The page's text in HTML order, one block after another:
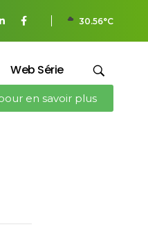
30.56°C
Web Série
en savoir plus